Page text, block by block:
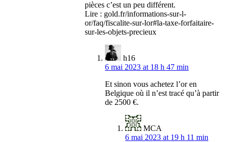
pièces c’est un peu différent.
Lire : gold.fr/informations-sur-l-
or/faq/fiscalite-sur-lor#la-taxe-forfaitaire-
sur-les-objets-precieux
h16
6 mai 2023 at 18 h 47 min
Et sinon vous achetez l’or en
Belgique où il n’est tracé qu’à partir
de 2500 €.
MCA
6 mai 2023 at 19 h 11 min